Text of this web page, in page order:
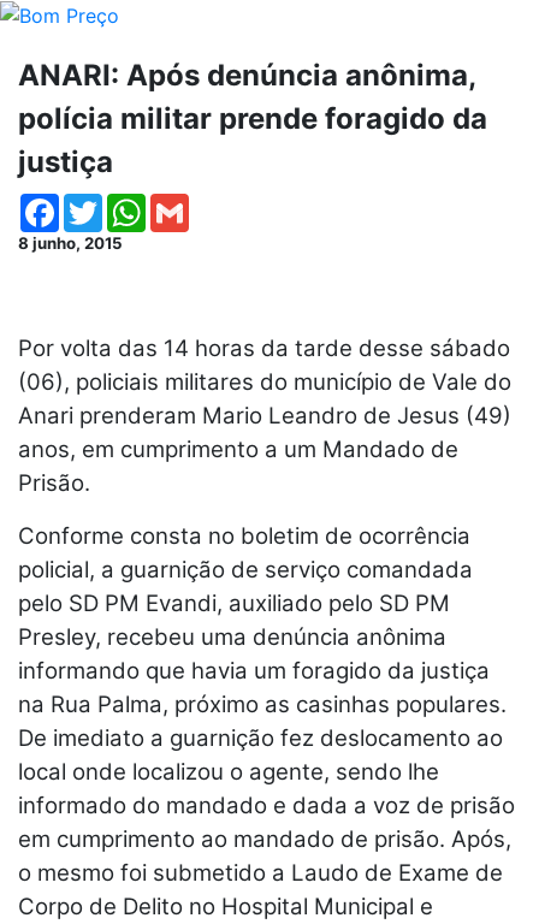
ANARI: Após denúncia anônima,
polícia militar prende foragido da
justiça
Facebook
TwitterWhatsApp
8 junho, 2015
Por volta das 14 horas da tarde desse sábado
(06), policiais militares do município de Vale do
Anari prenderam Mario Leandro de Jesus (49)
anos, em cumprimento a um Mandado de
Prisão.
Conforme consta no boletim de ocorrência
policial, a guarnição de serviço comandada
pelo SD PM Evandi, auxiliado pelo SD PM
Presley, recebeu uma denúncia anônima
informando que havia um foragido da justiça
na Rua Palma, próximo as casinhas populares.
De imediato a guarnição fez deslocamento ao
local onde localizou o agente, sendo lhe
informado do mandado e dada a voz de prisão
em cumprimento ao mandado de prisão. Após,
o mesmo foi submetido a Laudo de Exame de
Corpo de Delito no Hospital Municipal e